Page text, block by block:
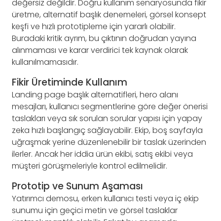
değersiz değildir. Doğru kullanım senaryosunda fikir
üretme, alternatif başlık denemeleri, görsel konsept
keşfi ve hızlı prototipleme için yararlı olabilir.
Buradaki kritik ayrım, bu çıktının doğrudan yayına
alınmaması ve karar verdirici tek kaynak olarak
kullanılmamasıdır.
Fikir Üretiminde Kullanım
Landing page başlık alternatifleri, hero alanı
mesajları, kullanıcı segmentlerine göre değer önerisi
taslakları veya sık sorulan sorular yapısı için yapay
zeka hızlı başlangıç sağlayabilir. Ekip, boş sayfayla
uğraşmak yerine düzenlenebilir bir taslak üzerinden
ilerler. Ancak her iddia ürün ekibi, satış ekibi veya
müşteri görüşmeleriyle kontrol edilmelidir.
Prototip ve Sunum Aşaması
Yatırımcı demosu, erken kullanıcı testi veya iç ekip
sunumu için geçici metin ve görsel taslaklar